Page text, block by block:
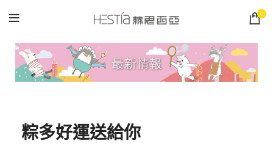
0
粽多好運送給你